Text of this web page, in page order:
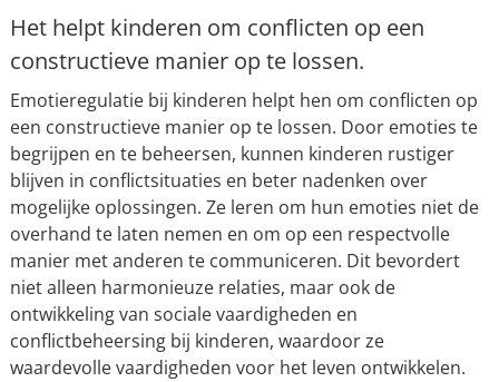
Het helpt kinderen om conflicten op een
constructieve manier op te lossen.
Emotieregulatie bij kinderen helpt hen om conflicten op
een constructieve manier op te lossen. Door emoties te
begrijpen en te beheersen, kunnen kinderen rustiger
blijven in conflictsituaties en beter nadenken over
mogelijke oplossingen. Ze leren om hun emoties niet de
overhand te laten nemen en om op een respectvolle
manier met anderen te communiceren. Dit bevordert
niet alleen harmonieuze relaties, maar ook de
ontwikkeling van sociale vaardigheden en
conflictbeheersing bij kinderen, waardoor ze
waardevolle vaardigheden voor het leven ontwikkelen.